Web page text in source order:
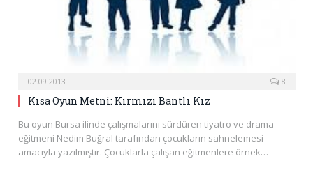
02.09.2013 8
Kısa Oyun Metni: Kırmızı Bantlı Kız
Bu oyun Bursa ilinde çalışmalarını sürdüren tiyatro ve drama
eğitmeni Nedim Buğral tarafından çocukların sahnelemesi
amacıyla yazılmıştır. Çocuklarla çalışan eğitmenlere örnek…